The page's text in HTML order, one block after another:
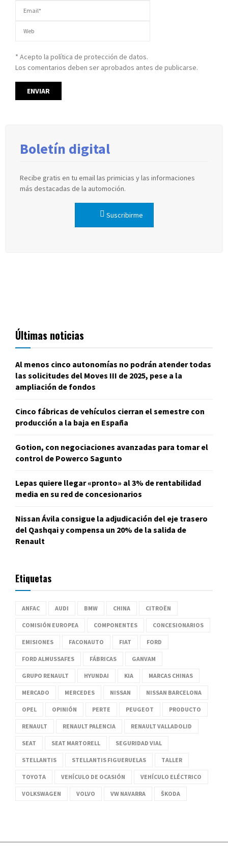
* Acepto la política de protección de datos.
Los comentarios deben ser aprobados antes de publicarse.
Boletín digital
Recibe gratis en tu email las primicias y las informaciones
más destacadas de la automoción.
Suscribirme
Últimas noticias
Al menos cinco autonomías no podrán atender todas
las solicitudes del Moves III de 2025, pese a la
ampliación de fondos
Cinco fábricas de vehículos cierran el semestre con
producción a la baja en España
Gotion, con negociaciones avanzadas para tomar el
control de Powerco Sagunto
Lepas quiere llegar «pronto» al 3% de rentabilidad
media en su red de concesionarios
Nissan Ávila consigue la adjudicación del eje trasero
del Qashqai y compensa un 20% de la salida de
Renault
Etiquetas
ANFAC AUDI BMW CHINA CITROËN
COMISIÓN EUROPEA COMPONENTES CONCESIONARIOS
EMISIONES FACONAUTO FIAT FORD
FORD ALMUSSAFES FÁBRICAS GANVAM
GRUPO RENAULT HYUNDAI KIA MARCAS CHINAS
MERCADO MERCEDES NISSAN NISSAN BARCELONA
OPEL OPINIÓN PERTE PEUGEOT PRODUCTO
RENAULT RENAULT PALENCIA RENAULT VALLADOLID
SEAT SEAT MARTORELL SEGURIDAD VIAL
STELLANTIS STELLANTIS FIGUERUELAS TALLER
TOYOTA VEHÍCULO DE OCASIÓN VEHÍCULO ELÉCTRICO
VOLKSWAGEN VOLVO VW NAVARRA ŠKODA